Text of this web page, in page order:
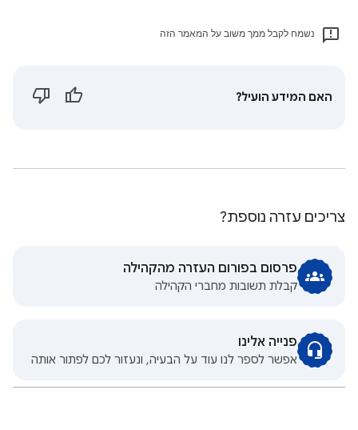
נשמח לקבל ממך משוב על המאמר הזה
האם המידע הועיל?
צריכים עזרה נוספת?
פרסום בפורום העזרה מהקהילה
קבלת תשובות מחברי הקהילה
פנייה אלינו
אפשר לספר לנו עוד על הבעיה, ונעזור לכם לפתור אותה